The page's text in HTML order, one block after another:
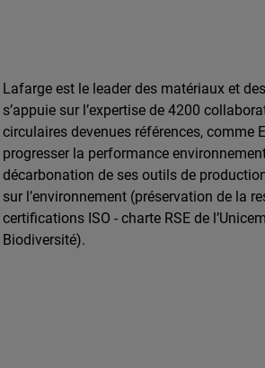
Lafarge est le leader des matériaux et
s’appuie sur l’expertise de 4200
circulaires devenues références, comme
progresser la performance
décarbonation de ses outils de
sur l’environnement (préservation de la
certifications ISO - charte RSE de
Biodiversité).